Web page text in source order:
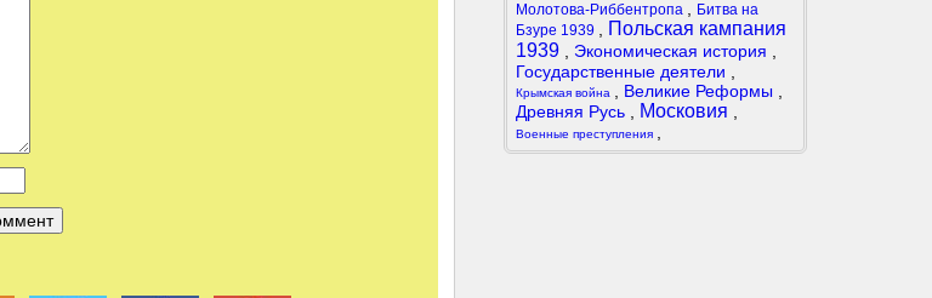
Молотова-Риббентропа
Битва на
Бзуре 1939
Польская кампания
1939
Экономическая история
Государственные деятели
Крымская война Великие Реформы
Древняя Русь
Московия
Военные преступления